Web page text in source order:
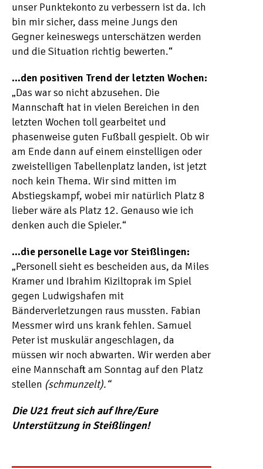
unser Punktekonto zu verbessern ist da. Ich
bin mir sicher, dass meine Jungs den
Gegner keineswegs unterschätzen werden
und die Situation richtig bewerten.“
…den positiven Trend der letzten Wochen:
„Das war so nicht abzusehen. Die
Mannschaft hat in vielen Bereichen in den
letzten Wochen toll gearbeitet und
phasenweise guten Fußball gespielt. Ob wir
am Ende dann auf einem einstelligen oder
zweistelligen Tabellenplatz landen, ist jetzt
noch kein Thema. Wir sind mitten im
Abstiegskampf, wobei mir natürlich Platz 8
lieber wäre als Platz 12. Genauso wie ich
denken auch die Spieler.“
…die personelle Lage vor Steißlingen:
„Personell sieht es bescheiden aus, da Miles
Kramer und Ibrahim Kiziltoprak im Spiel
gegen Ludwigshafen mit
Bänderverletzungen raus mussten. Fabian
Messmer wird uns krank fehlen. Samuel
Peter ist muskulär angeschlagen, da
müssen wir noch abwarten. Wir werden aber
eine Mannschaft am Sonntag auf den Platz
stellen (schmunzelt).“
Die U21 freut sich auf Ihre/Eure
Unterstützung in Steißlingen!